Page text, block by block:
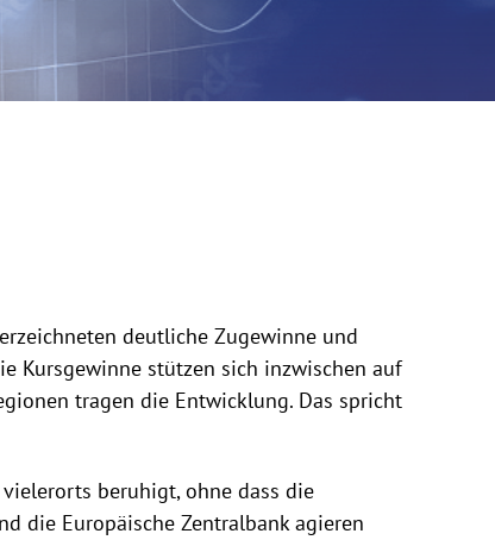
deutliche Zugewinne und
Kursgewinne stützen sich inzwischen auf
tragen die Entwicklung. Das spricht
beruhigt, ohne dass die
die Europäische Zentralbank agieren